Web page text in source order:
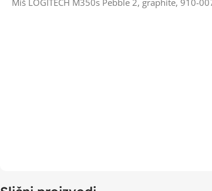
Miš LOGITECH M350s Pebble 2, graphite, 910-